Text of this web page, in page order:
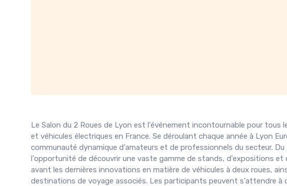
Le Salon du 2 Roues de Lyon est l'événement incontournable pour tous
et véhicules électriques en France. Se déroulant chaque année à Lyon
communauté dynamique d'amateurs et de professionnels du secteur.
l'opportunité de découvrir une vaste gamme de stands, d'expositions
avant les dernières innovations en matière de véhicules à deux roues,
destinations de voyage associés. Les participants peuvent s'attendre à